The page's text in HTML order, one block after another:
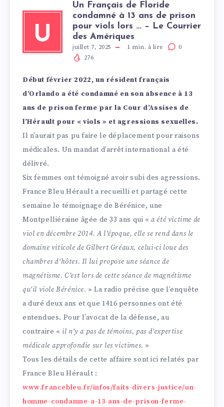
U
Un Français de Floride
condamné à 13 ans de prison
pour viols lors … – Le Courrier
des Amériques
juillet 7, 2025 1 min. à lire
0
276
Début février 2022, un résident français
d’Orlando a été condamné en son absence à 13
ans de prison ferme par la Cour d’Assises de
l’Hérault pour « viols » et agressions sexuelles.
Il n’aurait pas pu faire le déplacement pour raisons
médicales. Un mandat d’arrêt international a été
délivré.
Six femmes ont témoigné avoir subi des agressions.
France Bleu Hérault a recueilli et partagé cette
semaine le témoignage de Bérénice, une
Montpelliéraine âgée de 33 ans qui « a été victime de
viol en décembre 2014. A l’époque, elle se rend dans le
domaine viticole de Gilbert Gréaux, celui-ci loue des
chambres d’hôtes. Il lui propose une séance de
magnétisme. C’est lors de cette séance de magnétisme
qu’il viole Bérénice. » La radio précise que l’enquête
a duré deux ans et que 1416 personnes ont été
entendues. Pour l’avocat de la défense, au
contraire « il n’y a pas de témoins, pas d’expertise
médicale approfondie sur les victimes. »
Tous les détails de cette affaire sont ici relatés par
France Bleu Hérault :
www.francebleu.fr/infos/faits-divers-justice/un-
homme-condamne-a-13-ans-de-prison-ferme-